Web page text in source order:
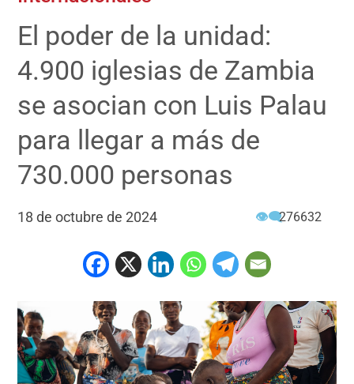
El poder de la unidad:
4.900 iglesias de Zambia
se asocian con Luis Palau
para llegar a más de
730.000 personas
18 de octubre de 2024 👁‍🗨276632